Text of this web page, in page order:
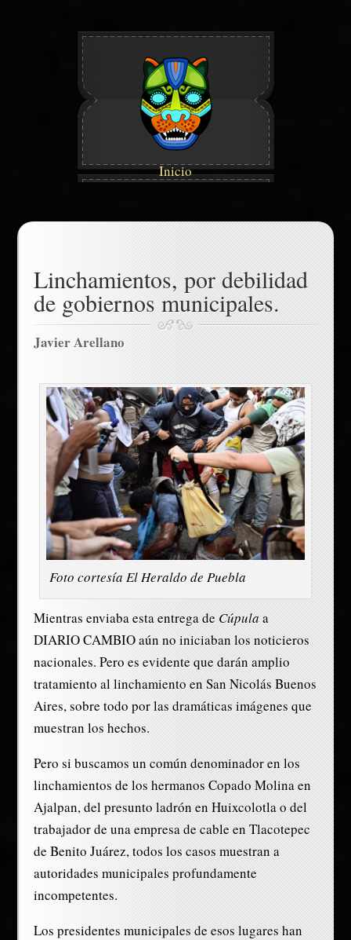
Inicio
Linchamientos, por debilidad
de gobiernos municipales.
Javier Arellano
Foto cortesía El Heraldo de Puebla
Mientras enviaba esta entrega de Cúpula a
DIARIO CAMBIO aún no iniciaban los noticieros
nacionales. Pero es evidente que darán amplio
tratamiento al linchamiento en San Nicolás Buenos
Aires, sobre todo por las dramáticas imágenes que
muestran los hechos.
Pero si buscamos un común denominador en los
linchamientos de los hermanos Copado Molina en
Ajalpan, del presunto ladrón en Huixcolotla o del
trabajador de una empresa de cable en Tlacotepec
de Benito Juárez, todos los casos muestran a
autoridades municipales profundamente
incompetentes.
Los presidentes municipales de esos lugares han